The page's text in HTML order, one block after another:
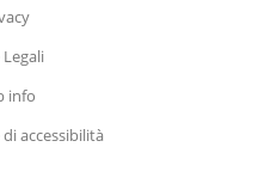
info
accessibilità